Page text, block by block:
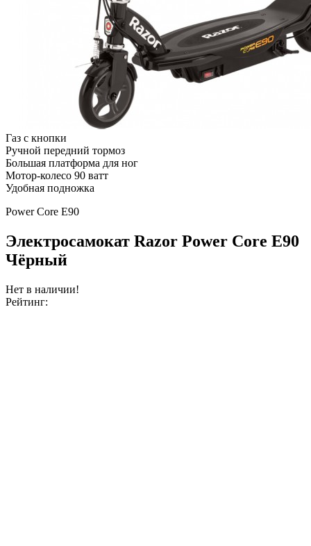
Газ с кнопки
Ручной передний тормоз
Большая платформа для ног
Мотор-колесо 90 ватт
Удобная подножка
Power Core E90
Электросамокат Razor Power Core E90
Чёрный
Нет в наличии!
Рейтинг: